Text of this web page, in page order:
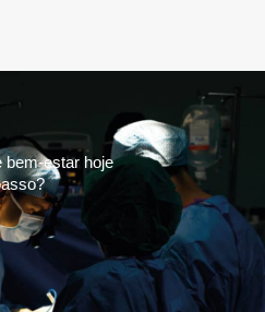
bem-estar hoje